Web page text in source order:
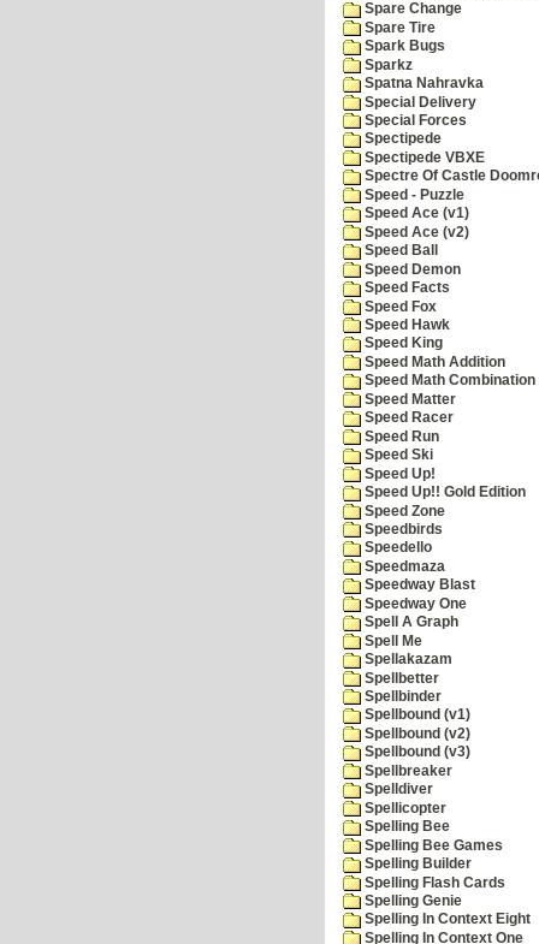
Spare Change
Spare Tire
Spark Bugs
Sparkz
Spatna Nahravka
Special Delivery
Special Forces
Spectipede
Spectipede VBXE
Spectre Of Castle
Speed - Puzzle
Speed Ace (v1)
Speed Ace (v2)
Speed Ball
Speed Demon
Speed Facts
Speed Fox
Speed Hawk
Speed King
Speed Math Addition
Speed Math Combination
Speed Matter
Speed Racer
Speed Run
Speed Ski
Speed Up!
Speed Up!! Gold Edition
Speed Zone
Speedbirds
Speedello
Speedmaza
Speedway Blast
Speedway One
Spell A Graph
Spell Me
Spellakazam
Spellbetter
Spellbinder
Spellbound (v1)
Spellbound (v2)
Spellbound (v3)
Spellbreaker
Spelldiver
Spellicopter
Spelling Bee
Spelling Bee Games
Spelling Builder
Spelling Flash Cards
Spelling Genie
Spelling In Context Eight
Spelling In Context One